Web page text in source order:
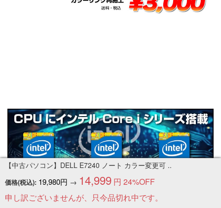
【中古パソコン】DELL E7240 ノート カラー変更可 ..
価格(税込): 19,980円 → 14,999 円 24%OFF
申し訳ございませんが、只今品切れ中です。